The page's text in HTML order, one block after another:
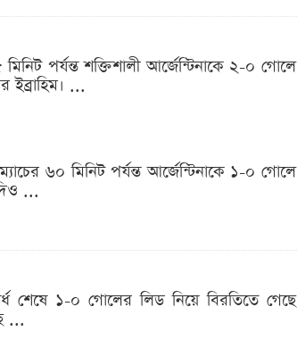
পর্যন্ত শক্তিশালী আর্জেন্টিনাকে ২-০ গোলে
ইব্রাহিম। ...
৬০ মিনিট পর্যন্ত আর্জেন্টিনাকে ১-০ গোলে
...
শেষে ১-০ গোলের লিড নিয়ে বিরতিতে গেছে
...